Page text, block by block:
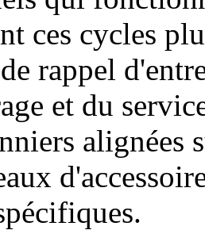
ces cycles
rappel
et du
alignées